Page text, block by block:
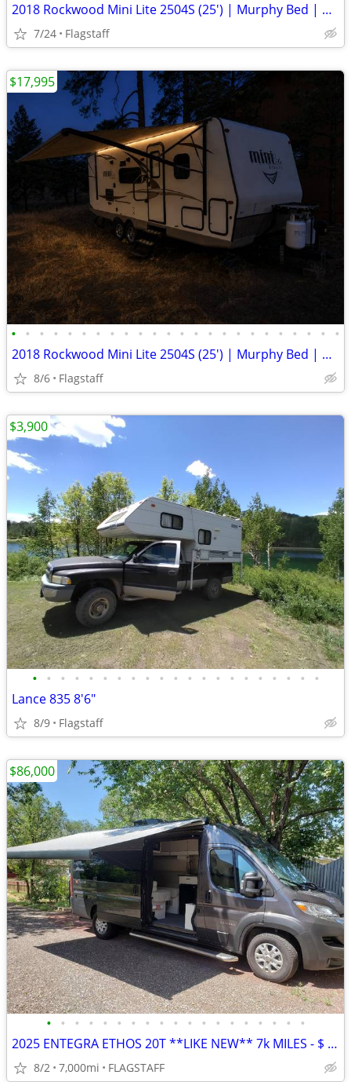
2018 Rockwood Mini Lite 2504S (25') | Murphy Bed | Double Bunks | Turn
7/24 Flagstaff
• • • • • • • • • • • • • • • • • • • • • • • •
2018 Rockwood Mini Lite 2504S (25') | Murphy Bed | Double Bunks | Turn
8/6 Flagstaff
$17,995
• • • • • • • • • • • • • • • • • • • • •
Lance 835 8'6"
8/9 Flagstaff
$3,900
• • • • • • • • • • • • • • • • • • •
2025 ENTEGRA ETHOS 20T **LIKE NEW** 7k MILES - $ 86k
8/2 7,000mi FLAGSTAFF
$86,000